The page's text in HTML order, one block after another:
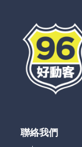
聯絡我們